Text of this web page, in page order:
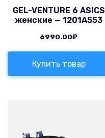
GEL-VENTURE 6 ASICS
женские — 1201A553
6990.00₽
Купить товар